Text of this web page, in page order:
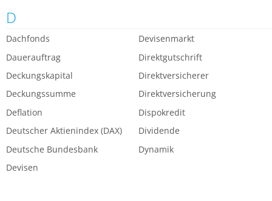
D
Dachfonds
Dauerauftrag
Deckungskapital
Deckungssumme
Deflation
Deutscher Aktienindex (DAX)
Deutsche Bundesbank
Devisen
Devisenmarkt
Direktgutschrift
Direktversicherer
Direktversicherung
Dispokredit
Dividende
Dynamik